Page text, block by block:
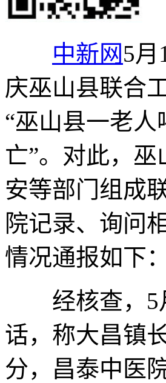
中新网5月
庆巫山县联合
“巫山县一老
亡”。对此，
安等部门组成
院记录、询问
情况通报如下：
经核查，5月
话，称大昌镇
分，昌泰中医